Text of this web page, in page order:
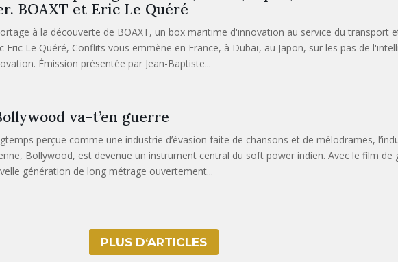
BOAXT et Eric Le Quéré
à la découverte de BOAXT, un box maritime d'innovation au service du transport
Eric Le Quéré, Conflits vous emmène en France, à Dubaï, au Japon, sur les pas de
Émission présentée par Jean-Baptiste...
va-t’en guerre
perçue comme une industrie d’évasion faite de chansons et de mélodrames,
Bollywood, est devenue un instrument central du soft power indien. Avec le film de
génération de long métrage ouvertement...
PLUS D‘ARTICLES